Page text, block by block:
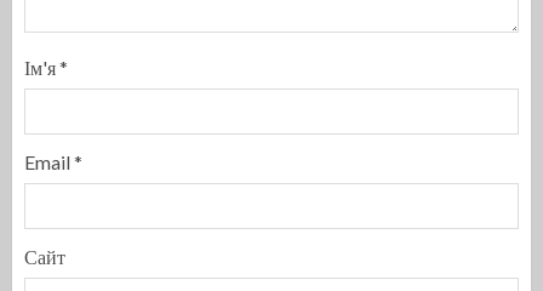
Ім'я*
Email*
Сайт